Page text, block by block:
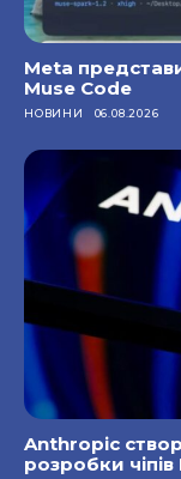
Meta
Muse Code
НОВИНИ 06.08.2026
Anthropic
розробки чіпів